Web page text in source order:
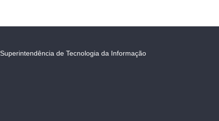
Superintendência de Tecnologia da Informação